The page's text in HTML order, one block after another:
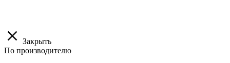
Закрыть
По производителю